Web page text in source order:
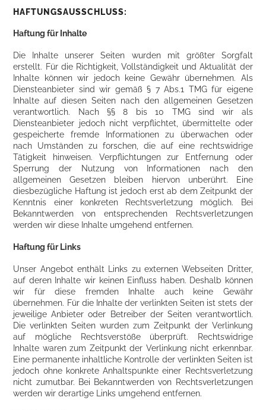
HAFTUNGSAUSSCHLUSS:
Haftung für Inhalte
Die Inhalte unserer Seiten wurden mit größter Sorgfalt
erstellt. Für die Richtigkeit, Vollständigkeit und Aktualität der
Inhalte können wir jedoch keine Gewähr übernehmen. Als
Diensteanbieter sind wir gemäß § 7 Abs.1 TMG für eigene
Inhalte auf diesen Seiten nach den allgemeinen Gesetzen
verantwortlich. Nach §§ 8 bis 10 TMG sind wir als
Diensteanbieter jedoch nicht verpflichtet, übermittelte oder
gespeicherte fremde Informationen zu überwachen oder
nach Umständen zu forschen, die auf eine rechtswidrige
Tätigkeit hinweisen. Verpflichtungen zur Entfernung oder
Sperrung der Nutzung von Informationen nach den
allgemeinen Gesetzen bleiben hiervon unberührt. Eine
diesbezügliche Haftung ist jedoch erst ab dem Zeitpunkt der
Kenntnis einer konkreten Rechtsverletzung möglich. Bei
Bekanntwerden von entsprechenden Rechtsverletzungen
werden wir diese Inhalte umgehend entfernen.
Haftung für Links
Unser Angebot enthält Links zu externen Webseiten Dritter,
auf deren Inhalte wir keinen Einfluss haben. Deshalb können
wir für diese fremden Inhalte auch keine Gewähr
übernehmen. Für die Inhalte der verlinkten Seiten ist stets der
jeweilige Anbieter oder Betreiber der Seiten verantwortlich.
Die verlinkten Seiten wurden zum Zeitpunkt der Verlinkung
auf mögliche Rechtsverstöße überprüft. Rechtswidrige
Inhalte waren zum Zeitpunkt der Verlinkung nicht erkennbar.
Eine permanente inhaltliche Kontrolle der verlinkten Seiten ist
jedoch ohne konkrete Anhaltspunkte einer Rechtsverletzung
nicht zumutbar. Bei Bekanntwerden von Rechtsverletzungen
werden wir derartige Links umgehend entfernen.